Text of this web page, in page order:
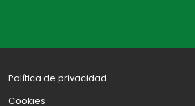
Política de privacidad
Cookies